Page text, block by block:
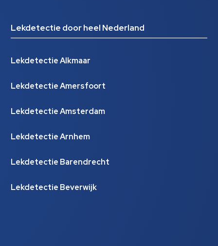
Lekdetectie door heel Nederland
Lekdetectie Alkmaar
Lekdetectie Amersfoort
Lekdetectie Amsterdam
Lekdetectie Arnhem
Lekdetectie Barendrecht
Lekdetectie Beverwijk